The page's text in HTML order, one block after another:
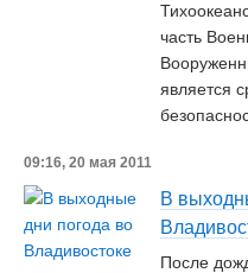
часть
является
09:16, 20 мая 2011
В
После